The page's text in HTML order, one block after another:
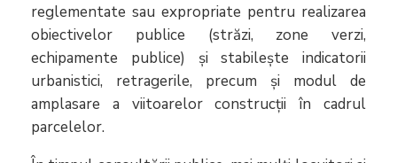
reglementate sau expropriate pentru realizarea
obiectivelor publice (străzi, zone verzi,
echipamente publice) și stabilește indicatorii
urbanistici, retragerile, precum și modul de
amplasare a viitoarelor construcții în cadrul
parcelelor.